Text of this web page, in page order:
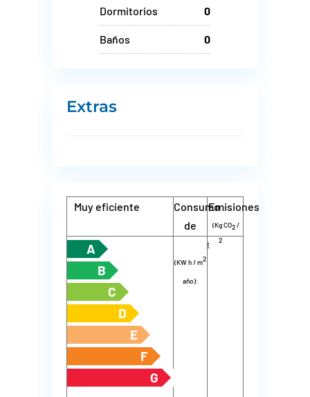
Dormitorios 0
Baños 0
Extras
Muy eficiente
Consumo
de
energía
(KW h / m2
año):
Emisiones
(Kg CO2/
2año):
A
B
C
D
E
F
G